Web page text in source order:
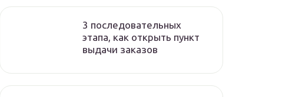
3 последовательных
этапа, как открыть пункт
выдачи заказов